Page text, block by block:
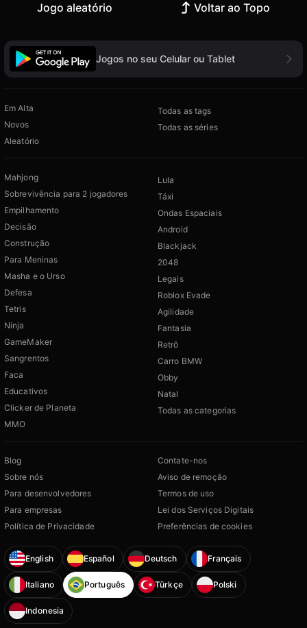
Jogo aleatório Voltar ao Topo
Jogos no seu Celular ou Tablet
Em Alta
Novos
Aleatório
Todas as tags
Todas as séries
Mahjong
Sobrevivência para 2 jogadores
Empilhamento
Decisão
Construção
Para Meninas
Masha e o Urso
Defesa
Tetris
Ninja
GameMaker
Sangrentos
Faca
Educativos
Clicker de Planeta
MMO
Lula
Táxi
Ondas Espaciais
Android
Blackjack
2048
Legais
Roblox Evade
Agilidade
Fantasia
Retrô
Carro BMW
Obby
Natal
Todas as categorias
Blog
Sobre nós
Para desenvolvedores
Para empresas
Política de Privacidade
Contate-nos
Aviso de remoção
Termos de uso
Lei dos Serviços Digitais
Preferências de cookies
English Español Deutsch Français
Italiano Português Türkçe Polski
Indonesia